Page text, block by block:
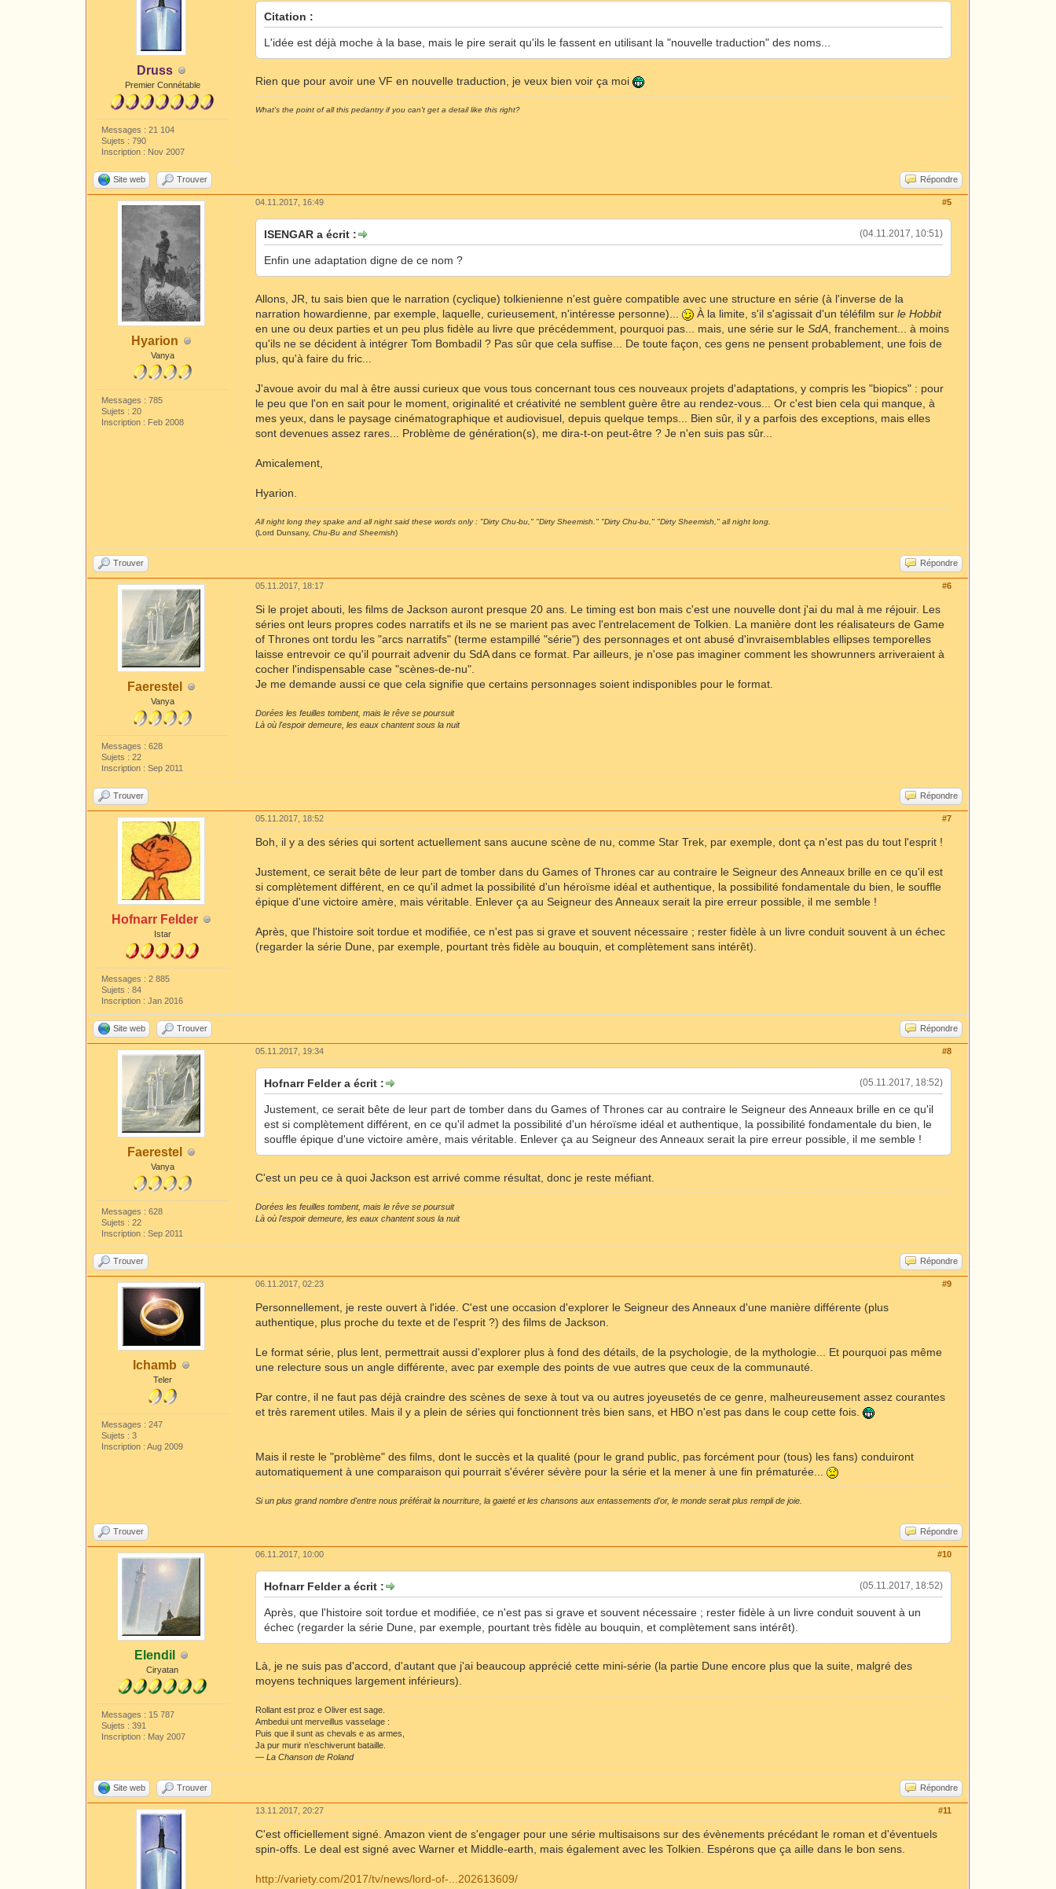
Druss
Premier Connétable
Messages : 21 104
Sujets : 790
Inscription : Nov 2007
Citation :
L'idée est déjà moche à la base, mais le pire serait qu'ils le fassent en utilisant la "nouvelle traduction" des noms...
Rien que pour avoir une VF en nouvelle traduction, je veux bien voir ça moi
What's the point of all this pedantry if you can't get a detail like this right?
Site web Trouver Répondre
Hyarion
Vanya
Messages : 785
Sujets : 20
Inscription : Feb 2008
#5
04.11.2017, 16:49
(04.11.2017, 10:51)
ISENGAR a écrit :
Enfin une adaptation digne de ce nom ?
Allons, JR, tu sais bien que le narration (cyclique) tolkienienne n'est guère compatible avec une structure en série (à l'inverse de la
narration howardienne, par exemple, laquelle, curieusement, n'intéresse personne)...
À la limite, s'il s'agissait d'un téléfilm surle Hobbit
en une ou deux parties et un peu plus fidèle au livre que précédemment, pourquoi pas... mais, une série sur leSdA , franchement... à moins
qu'ils ne se décident à intégrer Tom Bombadil ? Pas sûr que cela suffise... De toute façon, ces gens ne pensent probablement, une fois de
plus, qu'à faire du fric...
J'avoue avoir du mal à être aussi curieux que vous tous concernant tous ces nouveaux projets d'adaptations, y compris les "biopics" : pour
le peu que l'on en sait pour le moment, originalité et créativité ne semblent guère être au rendez-vous... Or c'est bien cela qui manque, à
mes yeux, dans le paysage cinématographique et audiovisuel, depuis quelque temps... Bien sûr, il y a parfois des exceptions, mais elles
sont devenues assez rares... Problème de génération(s), me dira-t-on peut-être ? Je n'en suis pas sûr...
Amicalement,
Hyarion.
All night long they spake and all night said these words only : "Dirty Chu-bu," "Dirty Sheemish." "Dirty Chu-bu," "Dirty Sheemish," all night long.
(Lord Dunsany,Chu-Bu and Sheemish)
Trouver Répondre
Faerestel
Vanya
Messages : 628
Sujets : 22
Inscription : Sep 2011
#6
05.11.2017, 18:17
Si le projet abouti, les films de Jackson auront presque 20 ans. Le timing est bon mais c'est une nouvelle dont j'ai du mal à me réjouir. Les
séries ont leurs propres codes narratifs et ils ne se marient pas avec l'entrelacement de Tolkien. La manière dont les réalisateurs de Game
of Thrones ont tordu les "arcs narratifs" (terme estampillé "série") des personnages et ont abusé d'invraisemblables ellipses temporelles
laisse entrevoir ce qu'il pourrait advenir du SdA dans ce format. Par ailleurs, je n'ose pas imaginer comment les showrunners arriveraient à
cocher l'indispensable case "scènes-de-nu".
Je me demande aussi ce que cela signifie que certains personnages soient indisponibles pour le format.
Dorées les feuilles tombent, mais le rêve se poursuit
Là où l'espoir demeure, les eaux chantent sous la nuit
Trouver Répondre
Hofnarr Felder
Istar
Messages : 2 885
Sujets : 84
Inscription : Jan 2016
#7
05.11.2017, 18:52
Boh, il y a des séries qui sortent actuellement sans aucune scène de nu, comme Star Trek, par exemple, dont ça n'est pas du tout l'esprit !
Justement, ce serait bête de leur part de tomber dans du Games of Thrones car au contraire le Seigneur des Anneaux brille en ce qu'il est
si complètement différent, en ce qu'il admet la possibilité d'un héroïsme idéal et authentique, la possibilité fondamentale du bien, le souffle
épique d'une victoire amère, mais véritable. Enlever ça au Seigneur des Anneaux serait la pire erreur possible, il me semble !
Après, que l'histoire soit tordue et modifiée, ce n'est pas si grave et souvent nécessaire ; rester fidèle à un livre conduit souvent à un échec
(regarder la série Dune, par exemple, pourtant très fidèle au bouquin, et complètement sans intérêt).
Site web Trouver Répondre
Faerestel
Vanya
Messages : 628
Sujets : 22
Inscription : Sep 2011
#8
05.11.2017, 19:34
(05.11.2017, 18:52)
Hofnarr Felder a écrit :
Justement, ce serait bête de leur part de tomber dans du Games of Thrones car au contraire le Seigneur des Anneaux brille en ce qu'il
est si complètement différent, en ce qu'il admet la possibilité d'un héroïsme idéal et authentique, la possibilité fondamentale du bien, le
souffle épique d'une victoire amère, mais véritable. Enlever ça au Seigneur des Anneaux serait la pire erreur possible, il me semble !
C'est un peu ce à quoi Jackson est arrivé comme résultat, donc je reste méfiant.
Dorées les feuilles tombent, mais le rêve se poursuit
Là où l'espoir demeure, les eaux chantent sous la nuit
Trouver Répondre
lchamb
Teler
Messages : 247
Sujets : 3
Inscription : Aug 2009
#9
06.11.2017, 02:23
Personnellement, je reste ouvert à l'idée. C'est une occasion d'explorer le Seigneur des Anneaux d'une manière différente (plus
authentique, plus proche du texte et de l'esprit ?) des films de Jackson.
Le format série, plus lent, permettrait aussi d'explorer plus à fond des détails, de la psychologie, de la mythologie... Et pourquoi pas même
une relecture sous un angle différente, avec par exemple des points de vue autres que ceux de la communauté.
Par contre, il ne faut pas déjà craindre des scènes de sexe à tout va ou autres joyeusetés de ce genre, malheureusement assez courantes
et très rarement utiles. Mais il y a plein de séries qui fonctionnent très bien sans, et HBO n'est pas dans le coup cette fois.
Mais il reste le "problème" des films, dont le succès et la qualité (pour le grand public, pas forcément pour (tous) les fans) conduiront
automatiquement à une comparaison qui pourrait s'évérer sévère pour la série et la mener à une fin prématurée...
Si un plus grand nombre d'entre nous préférait la nourriture, la gaieté et les chansons aux entassements d'or, le monde serait plus rempli de joie.
Trouver Répondre
Elendil
Ciryatan
Messages : 15 787
Sujets : 391
Inscription : May 2007
#10
06.11.2017, 10:00
(05.11.2017, 18:52)
Hofnarr Felder a écrit :
Après, que l'histoire soit tordue et modifiée, ce n'est pas si grave et souvent nécessaire ; rester fidèle à un livre conduit souvent à un
échec (regarder la série Dune, par exemple, pourtant très fidèle au bouquin, et complètement sans intérêt).
Là, je ne suis pas d'accord, d'autant que j'ai beaucoup apprécié cette mini-série (la partie Dune encore plus que la suite, malgré des
moyens techniques largement inférieurs).
Rollant est proz e Oliver est sage.
Ambedui unt merveillus vasselage :
Puis que il sunt as chevals e as armes,
Ja pur murir n’eschiverunt bataille.
—La Chanson de Roland
Site web Trouver Répondre
#11
13.11.2017, 20:27
C'est officiellement signé. Amazon vient de s'engager pour une série multisaisons sur des évènements précédant le roman et d'éventuels
spin-offs. Le deal est signé avec Warner et Middle-earth, mais également avec les Tolkien. Espérons que ça aille dans le bon sens.
http://variety.com/2017/tv/news/lord-of-...202613609/